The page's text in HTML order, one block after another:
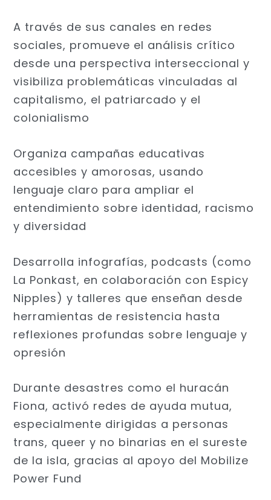
A través de sus canales en redes
sociales, promueve el análisis crítico
desde una perspectiva interseccional y
visibiliza problemáticas vinculadas al
capitalismo, el patriarcado y el
colonialismo
Organiza campañas educativas
accesibles y amorosas, usando
lenguaje claro para ampliar el
entendimiento sobre identidad, racismo
y diversidad
Desarrolla infografías, podcasts (como
La Ponkast, en colaboración con Espicy
Nipples) y talleres que enseñan desde
herramientas de resistencia hasta
reflexiones profundas sobre lenguaje y
opresión
Durante desastres como el huracán
Fiona, activó redes de ayuda mutua,
especialmente dirigidas a personas
trans, queer y no binarias en el sureste
de la isla, gracias al apoyo del Mobilize
Power Fund